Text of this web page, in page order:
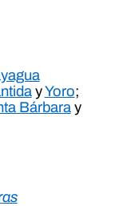
yYoro;
Bárbaray